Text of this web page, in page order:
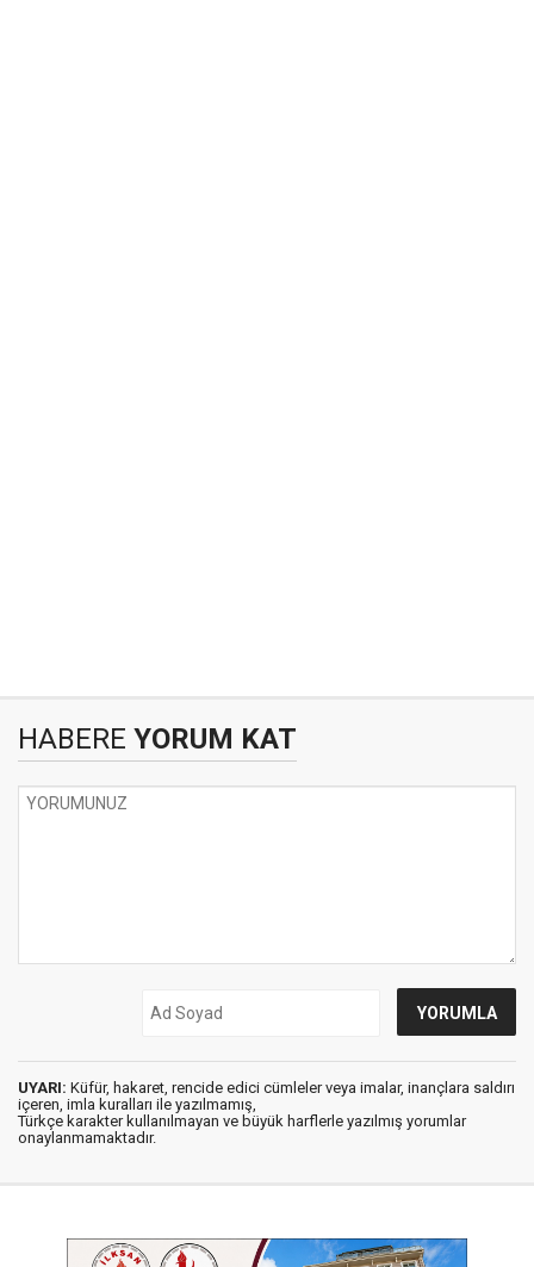
HABERE YORUM KAT
UYARI: Küfür, hakaret, rencide edici cümleler veya imalar, inançlara saldırı
içeren, imla kuralları ile yazılmamış,
Türkçe karakter kullanılmayan ve büyük harflerle yazılmış yorumlar
onaylanmamaktadır.